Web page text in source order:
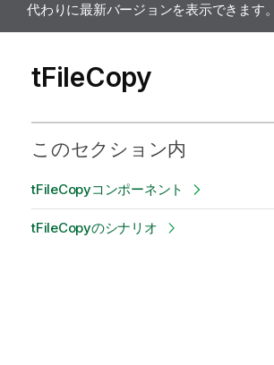
代わりに最新バージョンを表示できます。
tFileCopy
このセクション内
tFileCopyコンポーネント
tFileCopyのシナリオ